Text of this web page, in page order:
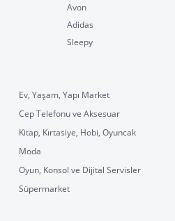
Avon
Adidas
Sleepy
Ev, Yaşam, Yapı Market
Cep Telefonu ve Aksesuar
Kitap, Kırtasiye, Hobi, Oyuncak
Moda
Oyun, Konsol ve Dijital Servisler
Süpermarket